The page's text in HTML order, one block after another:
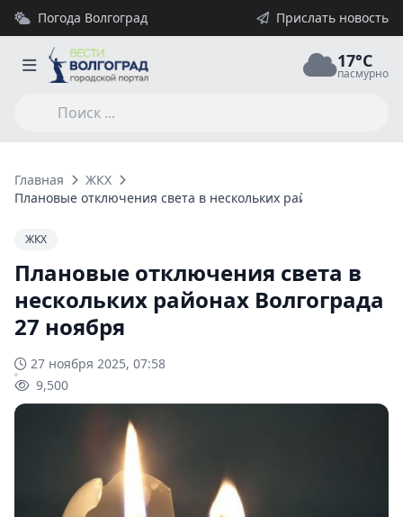
Погода Волгоград Прислать новость
17°C
пасмурно
Главная
ЖКХ
Плановые отключения света в нескольких районах
ЖКХ
Плановые отключения света в
нескольких районах Волгограда
27 ноября
27 ноября 2025, 07:58
9,500